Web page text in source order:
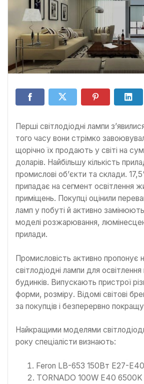
Перші світлодіодні лампи
того часу вони стрімко
щорічно їх продають у світі на
доларів. Найбільшу кількість
промислові об’єкти та склади.
припадає на сегмент освітлення
приміщень. Покупці оцінили
ламп у побуті й активно замінюють
моделі розжарювання,
прилади.
Промисловість активно пропонує
світлодіодні лампи для освітлення
будинків. Випускають пристрої
форми, розміру. Відомі світові
за покупців і безперервно
Найкращими моделями
року спеціалісти визнають:
Feron LB-653 150Вт Е27-
TORNADO 100W E40 6500K